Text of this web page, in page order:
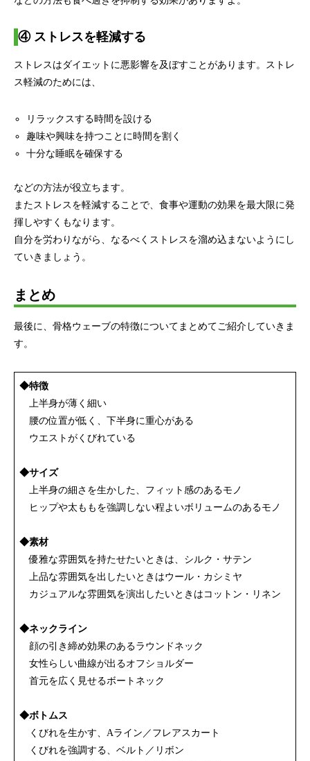
④ ストレスを軽減する
ストレスはダイエットに悪影響を及ぼすことがあります。ストレ
ス軽減のためには、
リラックスする時間を設ける
趣味や興味を持つことに時間を割く
十分な睡眠を確保する
などの方法が役立ちます。
またストレスを軽減することで、食事や運動の効果を最大限に発
揮しやすくもなります。
自分を労わりながら、なるべくストレスを溜め込まないようにし
ていきましょう。
まとめ
最後に、骨格ウェーブの特徴についてまとめてご紹介していきま
す。
◆特徴
上半身が薄く細い
腰の位置が低く、下半身に重心がある
ウエストがくびれている
◆サイズ
上半身の細さを生かした、フィット感のあるモノ
ヒップや太ももを強調しない程よいボリュームのあるモノ
◆素材
優雅な雰囲気を持たせたいときは、シルク・サテン
上品な雰囲気を出したいときはウール・カシミヤ
カジュアルな雰囲気を演出したいときはコットン・リネン
◆ネックライン
顔の引き締め効果のあるラウンドネック
女性らしい曲線が出るオフショルダー
首元を広く見せるボートネック
◆ボトムス
くびれを生かす、Aライン／フレアスカート
くびれを強調する、ベルト／リボン